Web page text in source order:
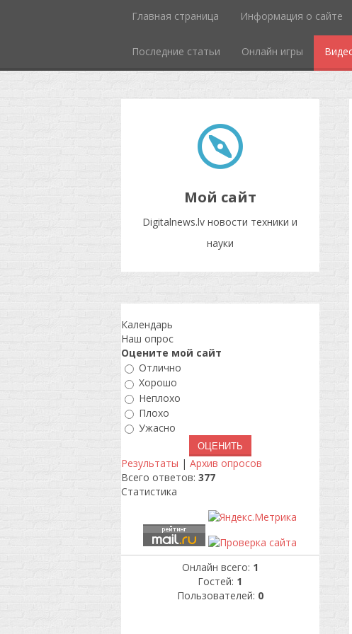
Главная страница Информация о сайте
Последние статьи Онлайн игры
Мой сайт
Digitalnews.lv новости техники и
науки
Календарь
Наш опрос
Оцените мой сайт
Отлично
Хорошо
Неплохо
Плохо
Ужасно
Результаты | Архив опросов
Всего ответов: 377
Статистика
Онлайн всего: 1
Гостей: 1
Пользователей: 0